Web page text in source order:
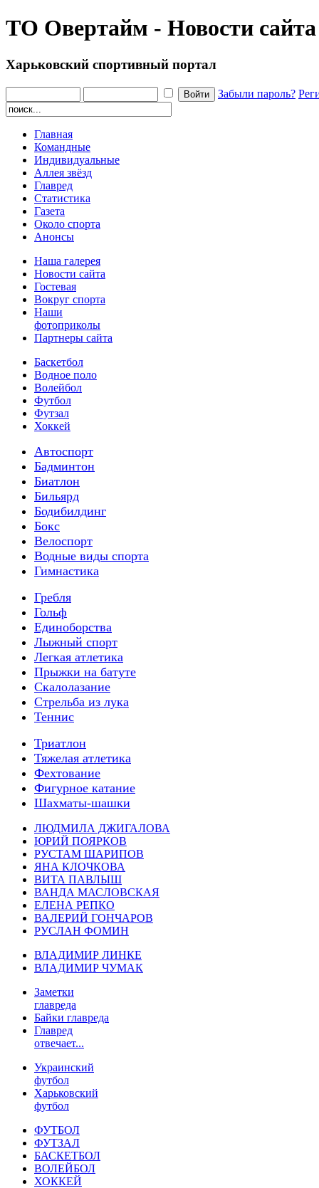
ТО Овертайм - Новости сайта
Харьковский спортивный портал
Забыли пароль?
Главная
Командные
Индивидуальные
Аллея звёзд
Главред
Статистика
Газета
Около спорта
Анонсы
Наша галерея
Новости сайта
Гостевая
Вокруг спорта
Наши
фотоприколы
Партнеры сайта
Баскетбол
Водное поло
Волейбол
Футбол
Футзал
Хоккей
Автоспорт
Бадминтон
Биатлон
Бильярд
Бодибилдинг
Бокс
Велоспорт
Водные виды спорта
Гимнастика
Гребля
Гольф
Единоборства
Лыжный спорт
Легкая атлетика
Прыжки на батуте
Скалолазание
Стрельба из лука
Теннис
Триатлон
Тяжелая атлетика
Фехтование
Фигурное катание
Шахматы-шашки
ЛЮДМИЛА ДЖИГАЛОВА
ЮРИЙ ПОЯРКОВ
РУСТАМ ШАРИПОВ
ЯНА КЛОЧКОВА
ВИТА ПАВЛЫШ
ВАНДА МАСЛОВСКАЯ
ЕЛЕНА РЕПКО
ВАЛЕРИЙ ГОНЧАРОВ
РУСЛАН ФОМИН
ВЛАДИМИР ЛИНКЕ
ВЛАДИМИР ЧУМАК
Заметки
главреда
Байки главреда
Главред
отвечает...
Украинский
футбол
Харьковский
футбол
ФУТБОЛ
ФУТЗАЛ
БАСКЕТБОЛ
ВОЛЕЙБОЛ
ХОККЕЙ